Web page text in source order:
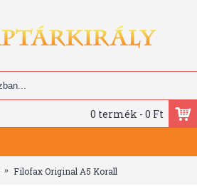
0 termék - 0 Ft
Filofax Original A5 Korall